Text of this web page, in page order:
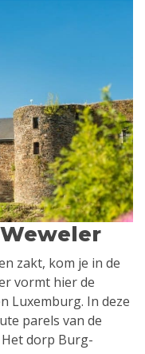
zakt, kom je in de
vormt hier de
Luxemburg. In deze
parels van de
dorp Burg-